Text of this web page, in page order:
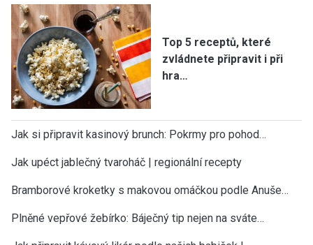
Top 5 receptů, které
zvládnete připravit i při
hra…
Jak si připravit kasinový brunch: Pokrmy pro pohod…
Jak upéct jablečný tvaroháč | regionální recepty
Bramborové kroketky s makovou omáčkou podle Anuše…
Plněné vepřové žebírko: Báječný tip nejen na sváte…